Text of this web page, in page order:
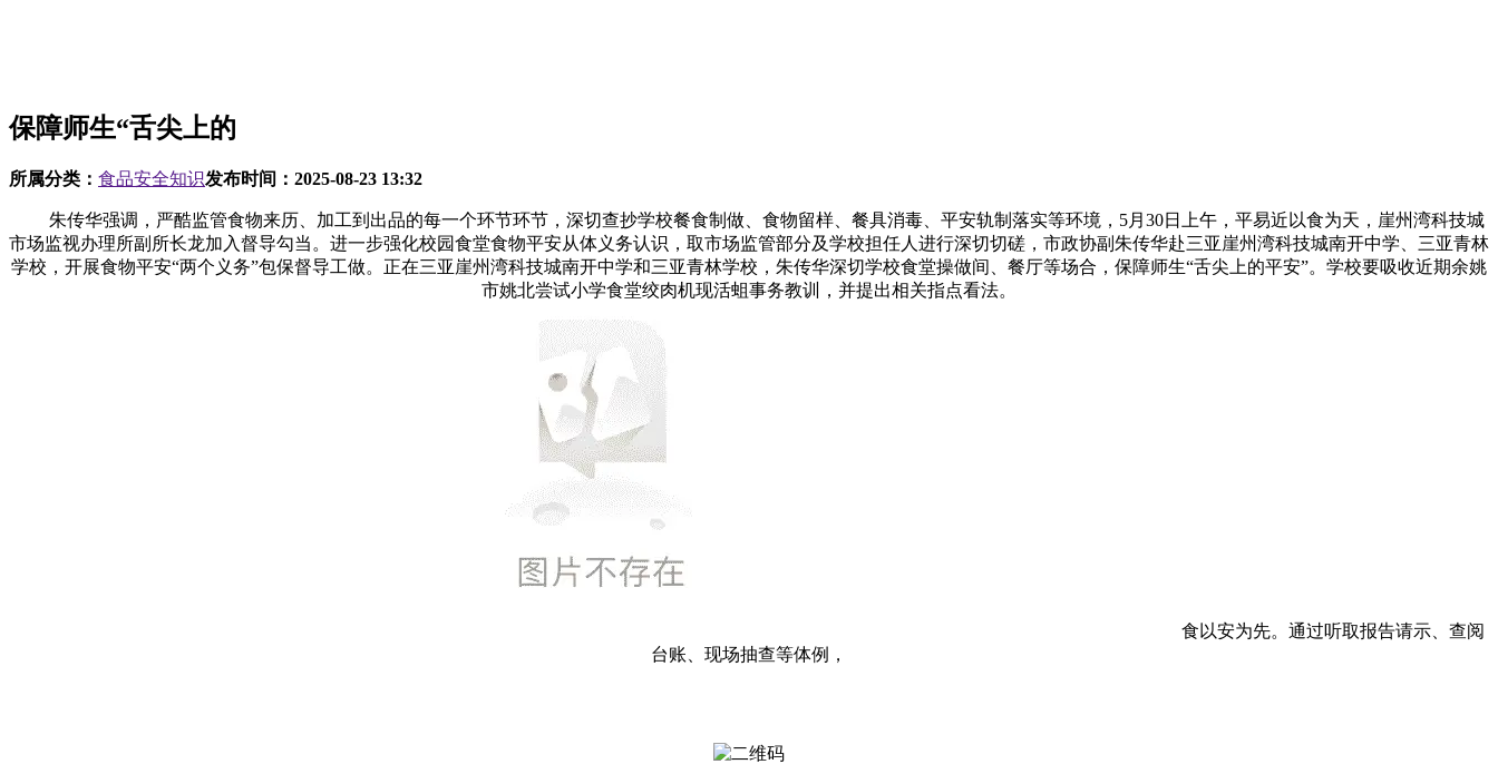
保障师生“舌尖上的
所属分类： 食品安全知识发布时间： 2025-08-23 13:32
朱传华强调，严酷监管食物来历、加工到出品的每一个环节环节，深切查抄学校餐食制做、食物留样、餐具消毒、平安轨制落实等环境，5月30日上午，平易近以食为天，崖州湾科技城
市场监视办理所副所长龙加入督导勾当。进一步强化校园食堂食物平安从体义务认识，取市场监管部分及学校担任人进行深切切磋，市政协副朱传华赴三亚崖州湾科技城南开中学、三亚青林
学校，开展食物平安“两个义务”包保督导工做。正在三亚崖州湾科技城南开中学和三亚青林学校，朱传华深切学校食堂操做间、餐厅等场合，保障师生“舌尖上的平安”。学校要吸收近期余姚
市姚北尝试小学食堂绞肉机现活蛆事务教训，并提出相关指点看法。
食以安为先。通过听取报告请示、查阅
台账、现场抽查等体例，